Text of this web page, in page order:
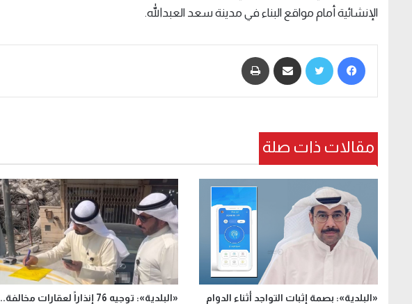
الإنشائية أمام مواقع البناء في مدينة سعد العبدالله.
مقالات ذات صلة
«البلدية»: بصمة إثبات التواجد أثناء الدوام
«البلدية»: توجيه 76 إنذاراً لعقارات مخالفة..